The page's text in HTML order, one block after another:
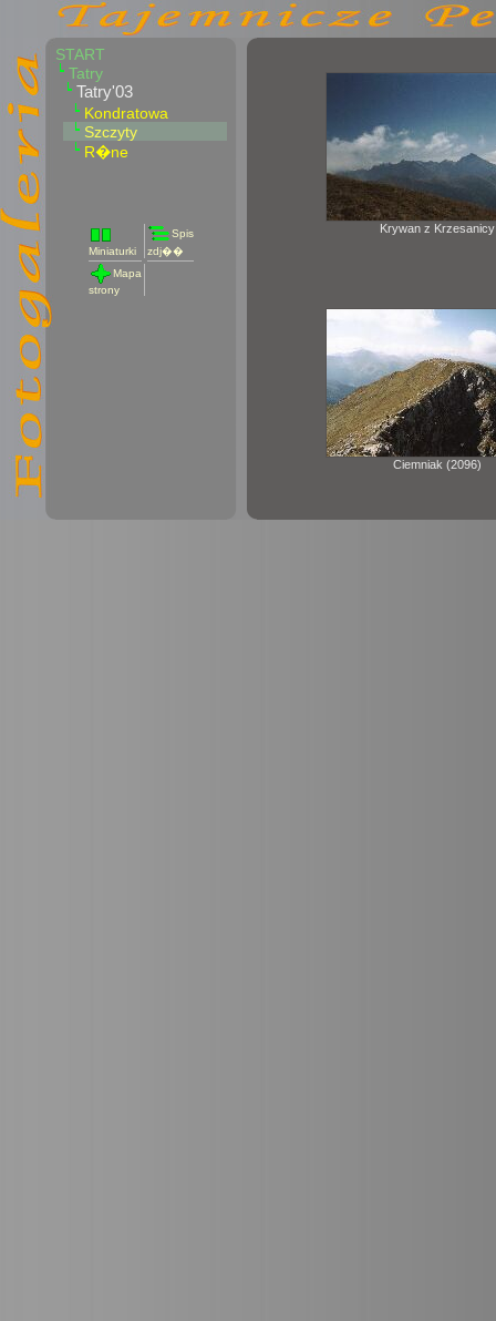
START
Tatry
Tatry'03
Kondratowa
Szczyty
R�ne
Miniaturki
Spis
zdj��
Mapa
strony
Krywan z Krzesanicy
Ciemniak (2096)